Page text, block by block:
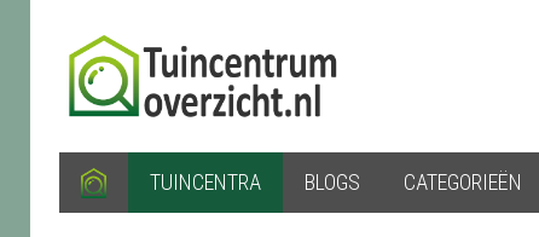
TUINCENTRA BLOGS CATEGORIEËN